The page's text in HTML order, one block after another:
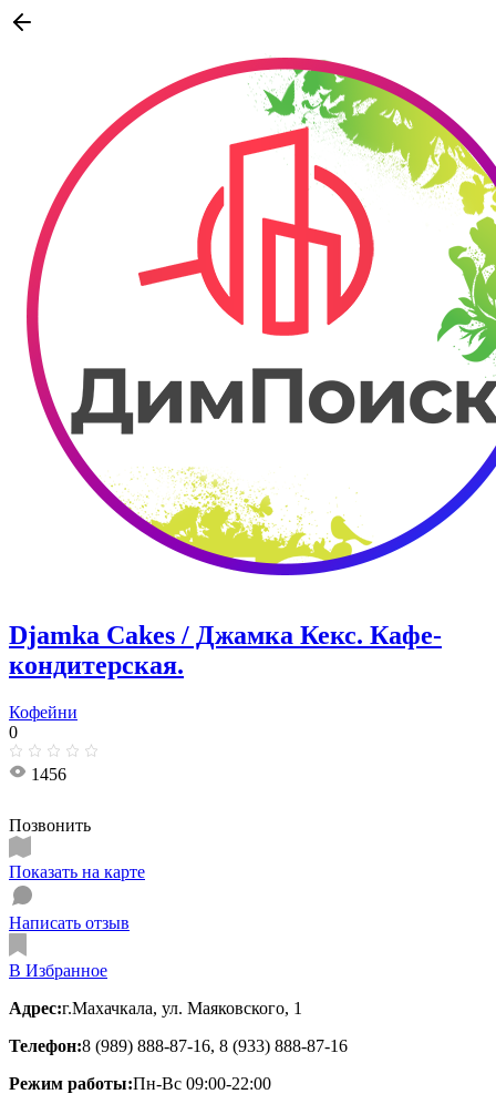
Djamka Cakes / Джамка Кекс. Кафе-
кондитерская.
Кофейни
0
1456
Позвонить
Показать на карте
Написать отзыв
В Избранное
Адрес:г.Махачкала, ул. Маяковского, 1
Телефон:8 (989) 888-87-16, 8 (933) 888-87-16
Режим работы:Пн-Вс 09:00-22:00